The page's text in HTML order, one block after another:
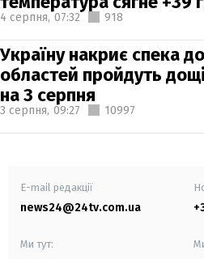
4 серпня, 07:32 918
Україну накриє спека
областей пройдуть
на 3 серпня
3 серпня, 09:27 10997
E-mail редакції
news24@24tv.com.ua
Ми тут: